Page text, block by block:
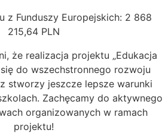
z Funduszy Europejskich: 2 868
215,64 PLN
że realizacja projektu „Edukacja
do wszechstronnego rozwoju
stworzy jeszcze lepsze warunki
Zachęcamy do aktywnego
organizowanych w ramach
projektu!